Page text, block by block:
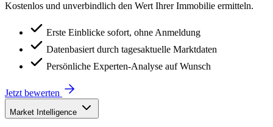
Kostenlos und unverbindlich den Wert Ihrer Immobilie ermitteln.
Erste Einblicke sofort, ohne Anmeldung
Datenbasiert durch tagesaktuelle Marktdaten
Persönliche Experten-Analyse auf Wunsch
Jetzt bewerten
Market Intelligence